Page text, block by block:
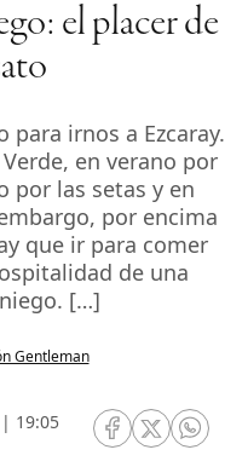
el placer de
irnos a Ezcaray.
en verano por
por las setas y en
por encima
que ir para comer
de una
[…]
Gentleman
19:05
RRSS Facebook
RRSSRRSS